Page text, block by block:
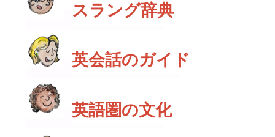
スラング辞典
英会話のガイド
英語圏の文化